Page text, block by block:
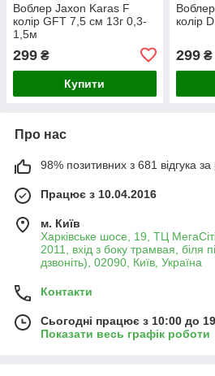
Воблер Jaxon Karas F
колір GFT 7,5 см 13г 0,3-
1,5м
299 ₴
Купити
колір
299₴
Про нас
98% позитивних з 681 відгука за
Працює з 10.04.2016
м. Київ
Харківське шосе, 19, ТЦ
2011, вхід з боку трамвая, біля
дзвоніть), 02090, Київ, Україна
Контакти
Сьогодні працює з 10:00 до
Показати весь графік роботи